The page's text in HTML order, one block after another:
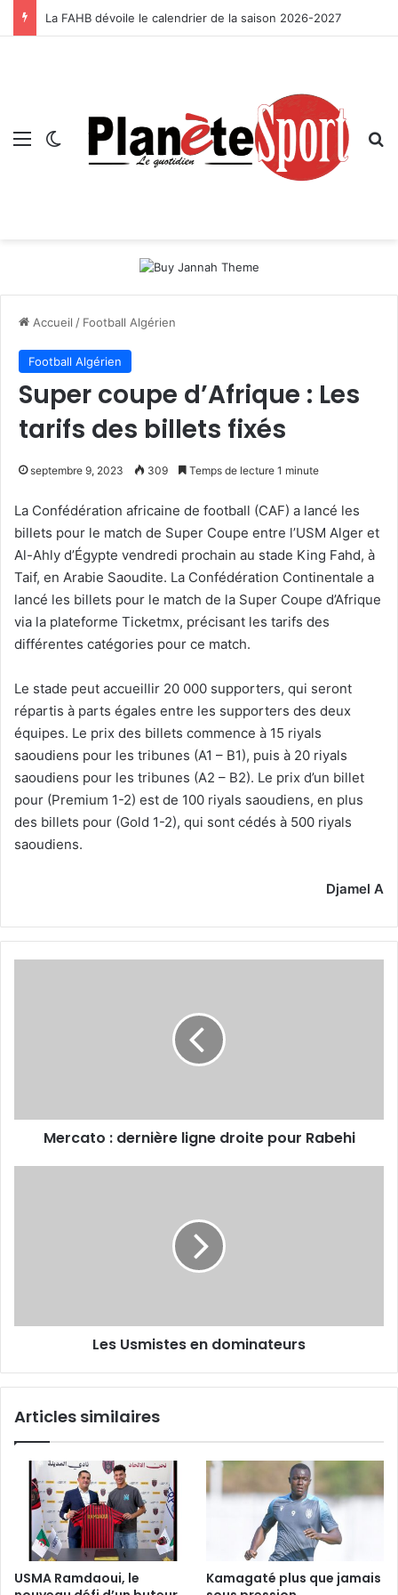
La FAHB dévoile le calendrier de la saison 2026-2027
Menu Switch skin
Accueil / Football Algérien
Football Algérien
Super coupe d’Afrique : Les
tarifs des billets fixés
septembre 9, 2023 309 Temps de lecture 1 minute
La Confédération africaine de football (CAF) a lancé les
billets pour le match de Super Coupe entre l’USM Alger et
Al-Ahly d’Égypte vendredi prochain au stade King Fahd, à
Taif, en Arabie Saoudite. La Confédération Continentale a
lancé les billets pour le match de la Super Coupe d’Afrique
via la plateforme Ticketmx, précisant les tarifs des
différentes catégories pour ce match.
Le stade peut accueillir 20 000 supporters, qui seront
répartis à parts égales entre les supporters des deux
équipes. Le prix des billets commence à 15 riyals
saoudiens pour les tribunes (A1 – B1), puis à 20 riyals
saoudiens pour les tribunes (A2 – B2). Le prix d’un billet
pour (Premium 1-2) est de 100 riyals saoudiens, en plus
des billets pour (Gold 1-2), qui sont cédés à 500 riyals
saoudiens.
Djamel A
Mercato : dernière ligne droite pour Rabehi
Les Usmistes en dominateurs
Articles similaires
USMA Ramdaoui, le
Kamagaté plus que jamais